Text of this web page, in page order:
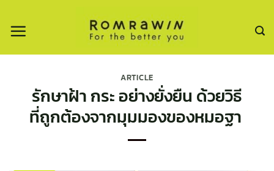
ARTICLE
รักษาฝ้า กระ อย่างยั่งยืน ด้วยวิธี
ที่ถูกต้องจากมุมมองของหมอฐา